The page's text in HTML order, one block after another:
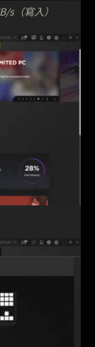
s（寫入）